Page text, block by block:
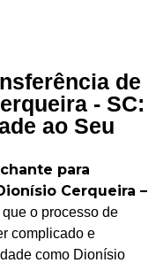
de
- SC:
ao Seu
para
Cerqueira –
o processo de
complicado e
como Dionísio